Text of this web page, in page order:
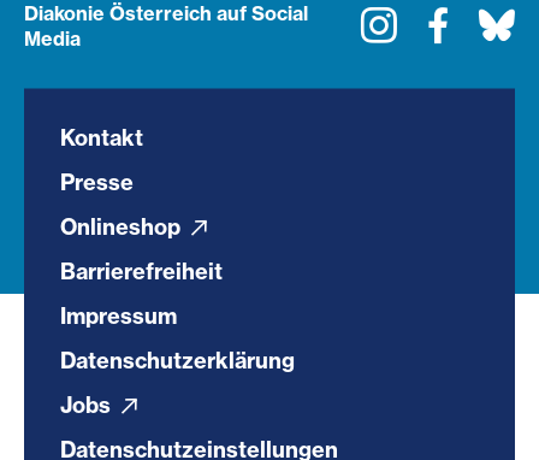
Diakonie Österreich auf Social
Media
Instagram
Kontakt
Presse
Onlineshop
Barrierefreiheit
Impressum
Datenschutzerklärung
Jobs
Datenschutzeinstellungen